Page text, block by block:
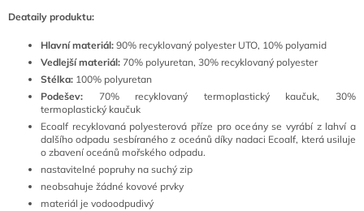
Deataily produktu:
Hlavní materiál: 90% recyklovaný polyester UTO, 10% polyamid
Vedlejší materiál: 70% polyuretan, 30% recyklovaný polyester
Stélka: 100% polyuretan
Podešev: 70% recyklovaný termoplastický kaučuk, 30%
termoplastický kaučuk
Ecoalf recyklovaná polyesterová příze pro oceány se vyrábí z lahví a
dalšího odpadu sesbíraného z oceánů díky nadaci Ecoalf, která usiluje
o zbavení oceánů mořského odpadu.
nastavitelné popruhy na suchý zip
neobsahuje žádné kovové prvky
materiál je vodoodpudivý